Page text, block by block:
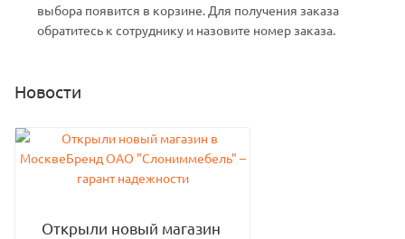
выбора появится в корзине. Для получения заказа
обратитесь к сотруднику и назовите номер заказа.
Новости
Открыли новый магазин